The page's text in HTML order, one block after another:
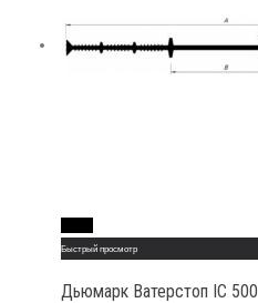
Быстрый просмотр
Дьюмарк Ватерстоп IC 500